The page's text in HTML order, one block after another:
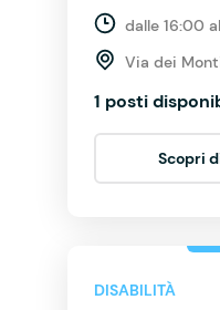
dalle 16:00
Via dei
1 posti
Scopri
DISABILITÀ